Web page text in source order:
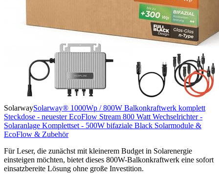
SolarwaySolarway® 1000Wp / 800W Balkonkraftwerk komplett
Steckdose - neuester EcoFlow Stream 800 Watt Wechselrichter -
Solaranlage Komplettset - 500W bifaziale Black Solarmodule &
EcoFlow & Zubehör
Für Leser, die zunächst mit kleinerem Budget in Solarenergie
einsteigen möchten, bietet dieses 800W-Balkonkraftwerk eine sofort
einsatzbereite Lösung ohne große Investition.